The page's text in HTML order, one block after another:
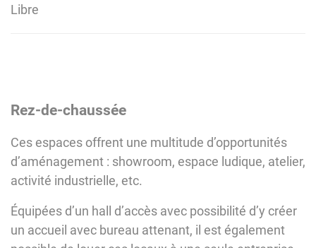
Libre
Rez-de-chaussée
Ces espaces offrent une multitude d’opportunités
d’aménagement : showroom, espace ludique, atelier,
activité industrielle, etc.
Équipées d’un hall d’accès avec possibilité d’y créer
un accueil avec bureau attenant, il est également